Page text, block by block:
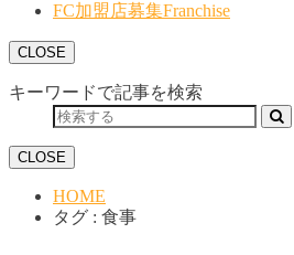
FC加盟店募集Franchise
CLOSE
キーワードで記事を検索
CLOSE
HOME
タグ : 食事